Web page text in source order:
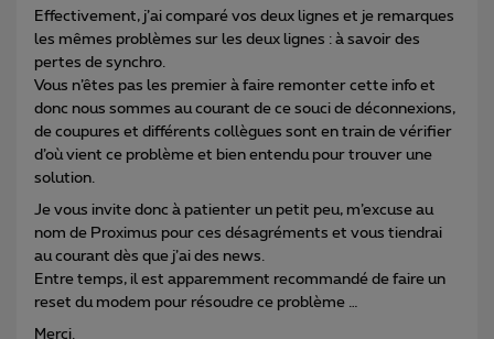
Effectivement, j’ai comparé vos deux lignes et je remarques
les mêmes problèmes sur les deux lignes : à savoir des
pertes de synchro.
Vous n’êtes pas les premier à faire remonter cette info et
donc nous sommes au courant de ce souci de déconnexions,
de coupures et différents collègues sont en train de vérifier
d’où vient ce problème et bien entendu pour trouver une
solution.
Je vous invite donc à patienter un petit peu, m’excuse au
nom de Proximus pour ces désagréments et vous tiendrai
au courant dès que j’ai des news.
Entre temps, il est apparemment recommandé de faire un
reset du modem pour résoudre ce problème …
Merci.